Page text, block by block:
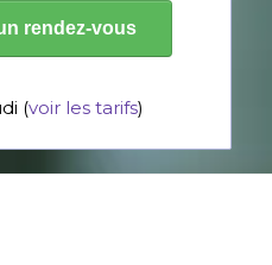
(voir les tarifs)